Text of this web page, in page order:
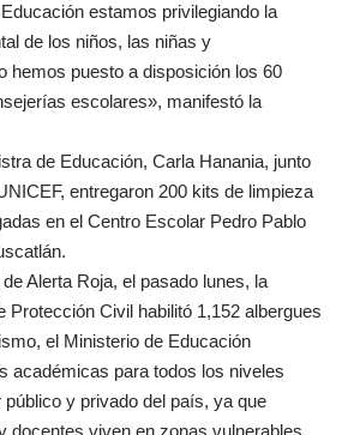
estamos privilegiando la
de los niños, las niñas y
hemos puesto a disposición los 60
escolares», manifestó la
de Educación, Carla Hanania, junto
entregaron 200 kits de limpieza
en el Centro Escolar Pedro Pablo
Alerta Roja, el pasado lunes, la
Protección Civil habilitó 1,152 albergues
el Ministerio de Educación
académicas para todos los niveles
y privado del país, ya que
docentes viven en zonas vulnerables.